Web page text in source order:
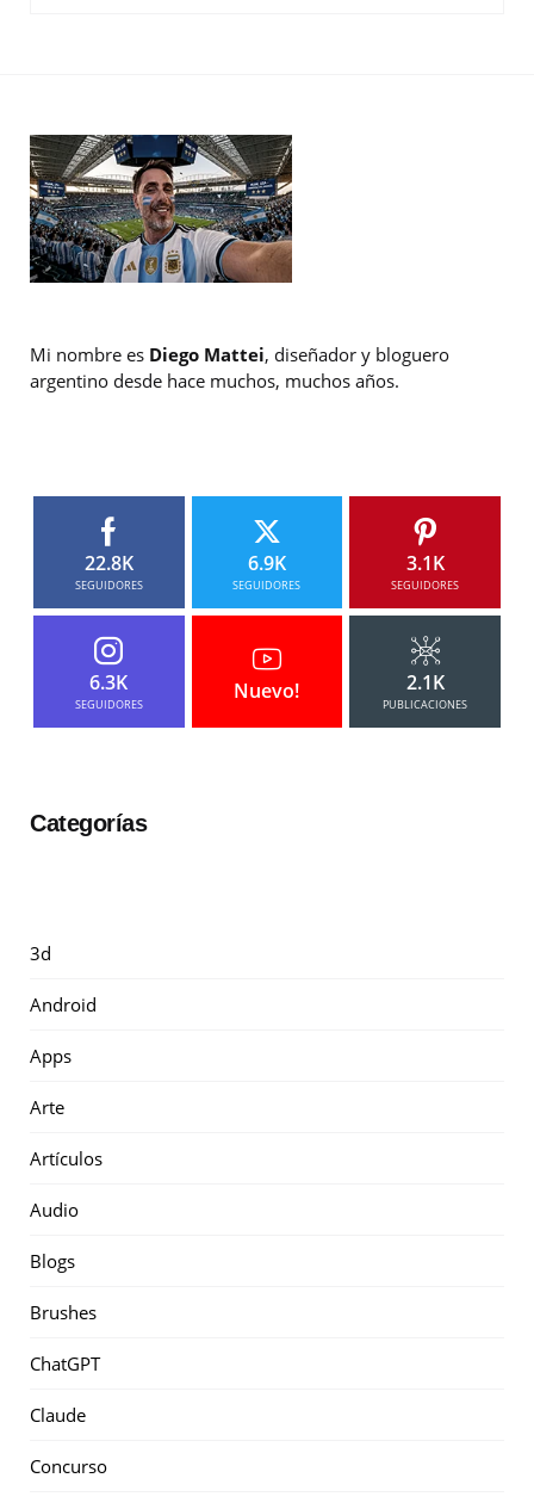
Mi nombre es Diego Mattei, diseñador y bloguero
argentino desde hace muchos, muchos años.
22.8K
SEGUIDORES
6.9K
SEGUIDORES
3.1K
SEGUIDORES
6.3K
SEGUIDORES
Nuevo! 2.1K
PUBLICACIONES
Categorías
3d
Android
Apps
Arte
Artículos
Audio
Blogs
Brushes
ChatGPT
Claude
Concurso